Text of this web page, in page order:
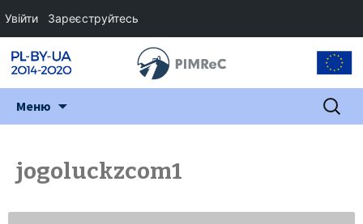
Меню Пошук:
jogoluckzcom1
Увійти Зареєструйтесь